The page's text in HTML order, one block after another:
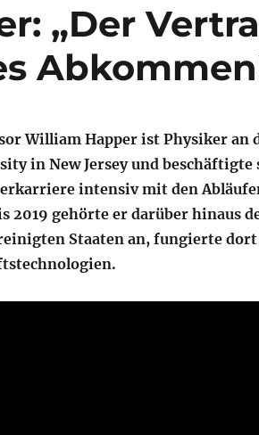
„Der
William Happer ist Physiker
in New Jersey und
intensiv mit den
2019 gehörte er darüber hinaus
Staaten an, fungierte